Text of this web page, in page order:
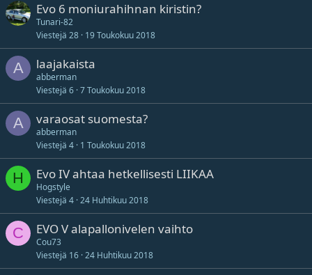
Evo 6 moniurahihnan kiristin?
Tunari-82
Viestejä 28 19 Toukokuu 2018
A laajakaista
abberman
Viestejä 6 7 Toukokuu 2018
A varaosat suomesta?
abberman
Viestejä 4 1 Toukokuu 2018
H Evo IV ahtaa hetkellisesti LIIKAA
Hogstyle
Viestejä 4 24 Huhtikuu 2018
C EVO V alapallonivelen vaihto
Cou73
Viestejä 16 24 Huhtikuu 2018